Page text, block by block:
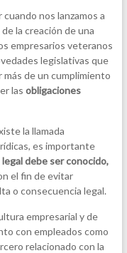
nos lanzamos a
la creación de una
empresarios veteranos
legislativas que
de un cumplimiento
las obligaciones
la llamada
es importante
debe ser conocido,
el fin de evitar
o consecuencia legal.
empresarial y de
con empleados como
relacionado con la